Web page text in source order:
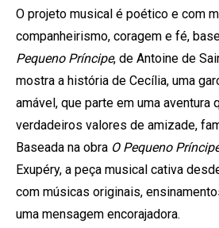
O projeto musical é poético e com
companheirismo, coragem e fé,
Pequeno Príncipe, de Antoine de
mostra a história de Cecília, uma
amável, que parte em uma aventura
verdadeiros valores de amizade,
Baseada na obra O Pequeno
Exupéry, a peça musical cativa
com músicas originais,
uma mensagem encorajadora.